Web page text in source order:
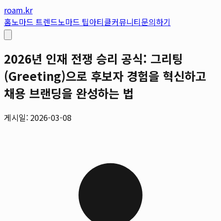
roam.kr
홈노마드 트렌드노마드 팁아티클커뮤니티문의하기
2026년 인재 전쟁 승리 공식: 그리팅
(Greeting)으로 후보자 경험을 혁신하고
채용 브랜딩을 완성하는 법
게시일: 2026-03-08